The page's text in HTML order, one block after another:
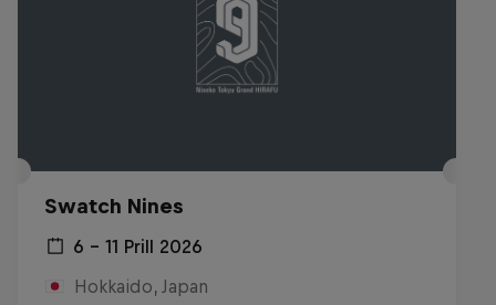
Swatch Nines
6 – 11 Prill 2026
Hokkaido, Japan